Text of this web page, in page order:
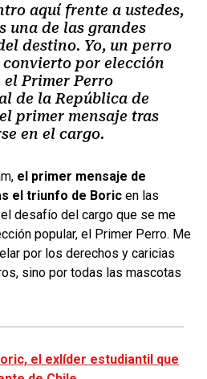
aquí frente a ustedes,
una de las grandes
destino. Yo, un perro
por elección
Primer Perro
de la República de
primer mensaje tras
en el cargo.
el primer mensaje de
el triunfo de Boric en las
desafío del cargo que se me
popular, el Primer Perro. Me
por los derechos y caricias
sino por todas las mascotas
el exlíder estudiantil que